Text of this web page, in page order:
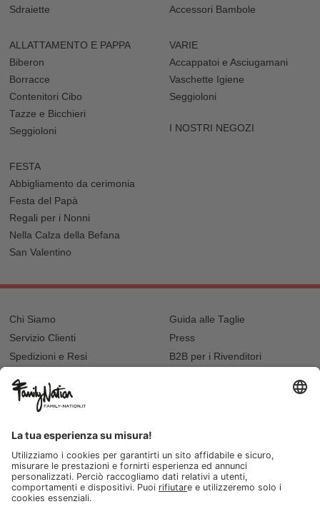
Sdraiette
Accessori Bambole
ALLATTAMENTO E PAPPA
Biberon
Borracce
Contenitori Cibo
Tazze e Bicchieri
Seggioloni
VARIE
Accappatoi e Asciugamani
Vaschette Igiene
Seggioloni
I NOSTRI NEGOZI
FESTA
Abbigliamento da cerimonia
Festa del Papà
Regali per i Nonni
Nella Calza della Befana
San Valentino
Chi Siamo
Servizio Clienti
Spedizioni e Resi
Recupero password?
Lista regalo e nascita
Guida alle Taglie
Press
B2B per i Rivenditori